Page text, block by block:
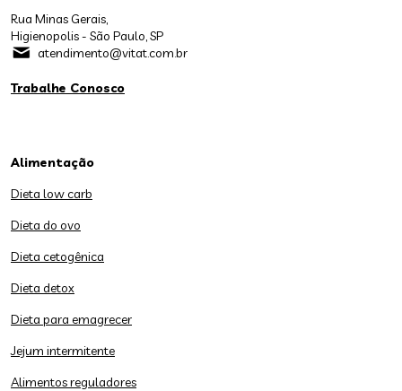
Rua Minas Gerais,
Higienopolis - São Paulo, SP
atendimento@vitat.com.br
Trabalhe Conosco
Alimentação
Dieta low carb
Dieta do ovo
Dieta cetogênica
Dieta detox
Dieta para emagrecer
Jejum intermitente
Alimentos reguladores